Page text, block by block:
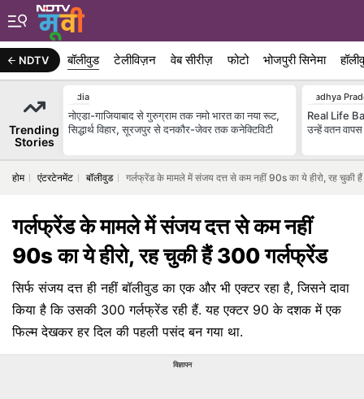
NDTV बॉलीवुड टेलीविज़न वेब सीरीज़ फोटो भोजपुरी सिनेमा
Trending
Stories
India
नोएडा-गाजियाबाद से गुरुग्राम तक नमो भारत का नया रूट,
सिद्धार्थ विहार, सूरजपुर से दनकौर-जेवर तक कनेक्टिविटी
Madhya
Real Life
उन्‍हें वतन
होम एंटरटेनमेंट बॉलीवुड गर्लफ्रेंड के मामले में संजय दत्त से कम नहीं 90s का ये हीरो, रह चुकी
गर्लफ्रेंड के मामले में संजय दत्त से कम नहीं
90s का ये हीरो, रह चुकी हैं 300 गर्लफ्रेंड
सिर्फ संजय दत्त ही नहीं बॉलीवुड का एक और भी एक्टर रहा है, जिसने दावा
किया है कि उसकी 300 गर्लफ्रेंड रही हैं. यह एक्टर 90 के दशक में एक
फिल्म देखकर हर दिल की पहली पसंद बन गया था.
विज्ञापन